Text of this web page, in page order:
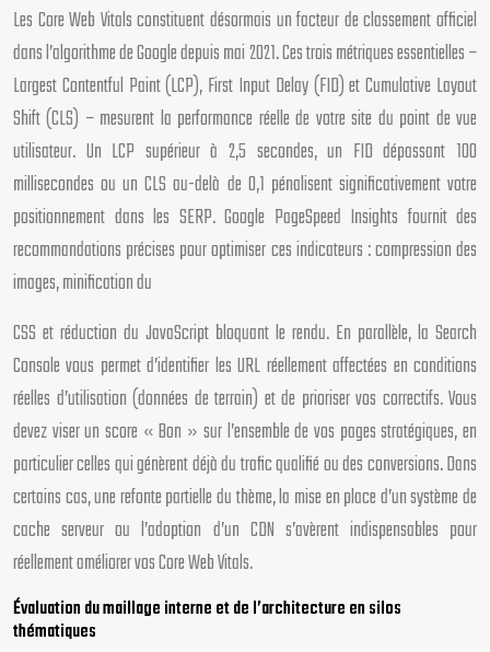
Les Core Web Vitals constituent désormais un facteur de classement officiel
dans l’algorithme de Google depuis mai 2021. Ces trois métriques essentielles –
Largest Contentful Paint (LCP), First Input Delay (FID) et Cumulative Layout
Shift (CLS) – mesurent la performance réelle de votre site du point de vue
utilisateur. Un LCP supérieur à 2,5 secondes, un FID dépassant 100
millisecondes ou un CLS au-delà de 0,1 pénalisent significativement votre
positionnement dans les SERP. Google PageSpeed Insights fournit des
recommandations précises pour optimiser ces indicateurs : compression des
images, minification du
CSS et réduction du JavaScript bloquant le rendu. En parallèle, la Search
Console vous permet d’identifier les URL réellement affectées en conditions
réelles d’utilisation (données de terrain) et de prioriser vos correctifs. Vous
devez viser un score « Bon » sur l’ensemble de vos pages stratégiques, en
particulier celles qui génèrent déjà du trafic qualifié ou des conversions. Dans
certains cas, une refonte partielle du thème, la mise en place d’un système de
cache serveur ou l’adoption d’un CDN s’avèrent indispensables pour
réellement améliorer vos Core Web Vitals.
Évaluation du maillage interne et de l’architecture en silos
thématiques